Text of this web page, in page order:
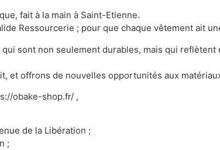
fait à la main à Saint-Etienne.
Ressourcerie ; pour que chaque vêtement ait
sont non seulement durables, mais qui
et offrons de nouvelles opportunités aux
obake-shop.fr/ ,
de la Libération ;
;